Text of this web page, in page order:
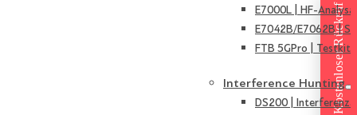
E7000L | HF-
E7042B/E7062B |
FTB 5GPro | Testkit
Interference Hunting
DS200 | Kostenloser Rückruf